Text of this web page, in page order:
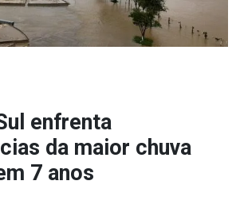
enfrenta
da maior chuva
7 anos